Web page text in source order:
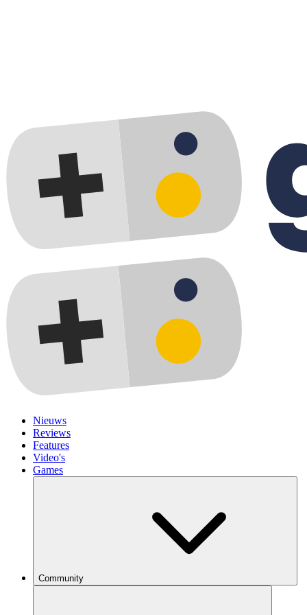
Nieuws
Reviews
Features
Video's
Games
Community